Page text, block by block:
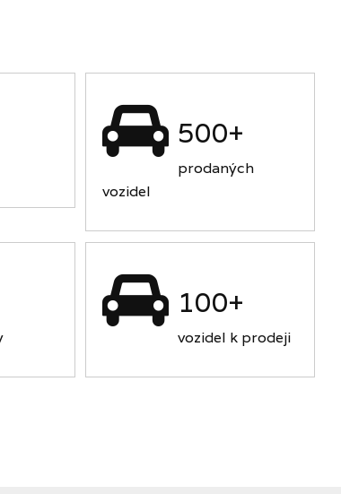
500+
prodaných
vozidel
100+
vozidel k prodeji